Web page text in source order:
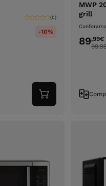
(0)
-10%
Adicionar
ao
MWP
grill
Conforama
89,99€